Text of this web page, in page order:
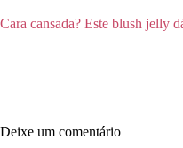
Cara cansada? Este blush jelly
Deixe um comentário